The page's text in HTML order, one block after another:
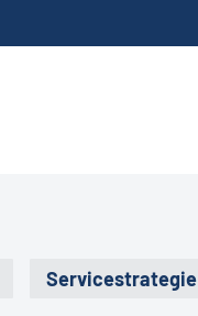
Servicestrategie